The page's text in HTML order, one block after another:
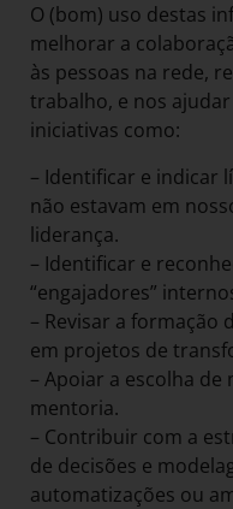
O (bom) uso destas
melhorar a
às pessoas na rede,
trabalho, e nos
iniciativas como:
– Identificar e indicar
não estavam em
liderança.
– Identificar e
“engajadores”
– Revisar a formação
em projetos de
– Apoiar a escolha
mentoria.
– Contribuir com a
de decisões e
automatizações ou